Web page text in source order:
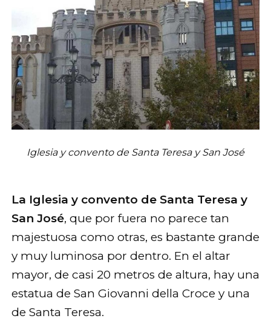
Iglesia y convento de Santa Teresa y San José
La Iglesia y convento de Santa Teresa y
San José, que por fuera no parece tan
majestuosa como otras, es bastante grande
y muy luminosa por dentro. En el altar
mayor, de casi 20 metros de altura, hay una
estatua de San Giovanni della Croce y una
de Santa Teresa.